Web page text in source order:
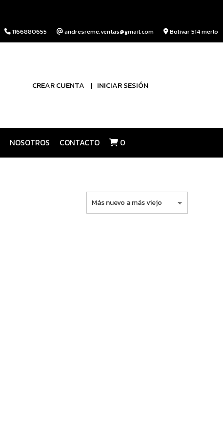
1166880655 andresreme.ventas@gmail.com Bolivar 514 merlo
CREAR CUENTA INICIAR SESIÓN
NOSOTROS CONTACTO 0